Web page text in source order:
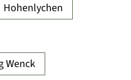
Hohenlychen
Wenck